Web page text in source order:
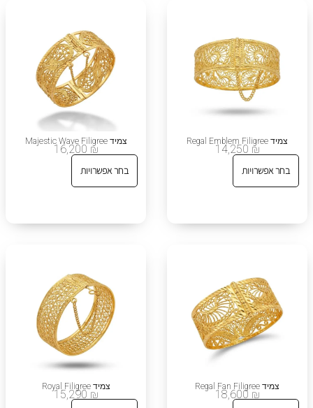
צמיד Regal Emblem Filigree
14,250 ₪
בחר אפשרויות
צמיד Majestic Wave Filigree
16,200 ₪
בחר אפשרויות
צמיד Regal Fan Filigree
18,600 ₪
צמיד Royal Filigree
15,290 ₪